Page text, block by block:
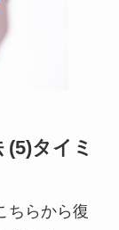
タイミ
ちらから復